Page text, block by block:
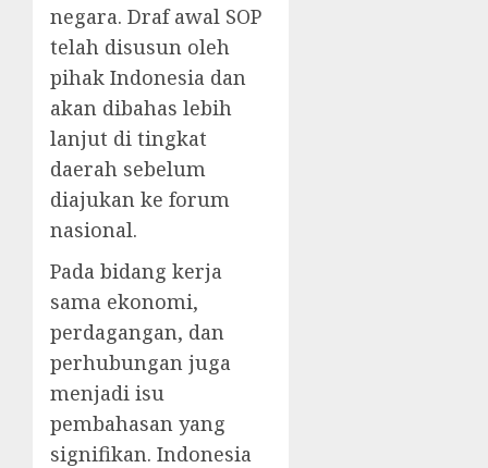
negara. Draf awal SOP
telah disusun oleh
pihak Indonesia dan
akan dibahas lebih
lanjut di tingkat
daerah sebelum
diajukan ke forum
nasional.
Pada bidang kerja
sama ekonomi,
perdagangan, dan
perhubungan juga
menjadi isu
pembahasan yang
signifikan. Indonesia